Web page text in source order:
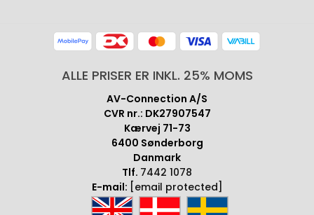
ALLE PRISER ER INKL. 25% MOMS
AV-Connection A/S
CVR nr.: DK27907547
Kærvej 71-73
6400 Sønderborg
Danmark
Tlf. 7442 1078
E-mail: [email protected]